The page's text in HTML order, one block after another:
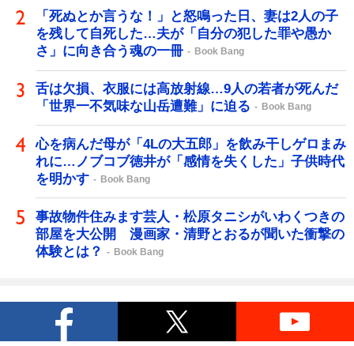
「死ぬとか言うな！」と怒鳴った日、妻は2人の子
を残して自死した…夫が「自分の犯した罪や愚か
さ」に向き合う魂の一冊
Book Bang
舌は欠損、衣服には高放射線…9人の若者が死んだ
「世界一不気味な山岳遭難」に迫る
Book Bang
心を病んだ母が「4Lの大五郎」を飲み干しゲロまみ
れに…ノブコブ徳井が「感情を失くした」子供時代
を明かす
Book Bang
事故物件住みます芸人・松原タニシがいわくつきの
部屋を大公開 漫画家・清野とおるが聞いた衝撃の
体験とは？
Book Bang